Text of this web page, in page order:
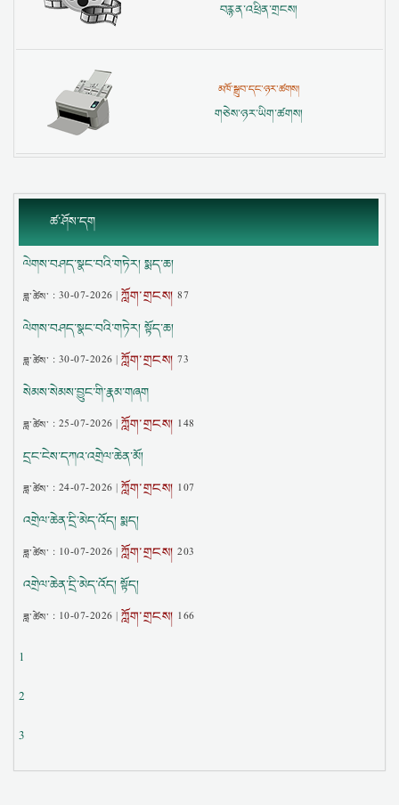
བརྙན་འཕྲིན་གྲངས།
མཁོ་སྒྲུབ་དང་ཉར་ཚགས།
གཅེས་ཉར་ཡིག་ཚགས།
ཚ་ཤོས་དག
ལེགས་བཤད་སྣང་བའི་གཏེར། སྨད་ཆ།
ཟླ་ཚེས་ : 30-07-2026 |ཀློག་གྲངས།87
ལེགས་བཤད་སྣང་བའི་གཏེར། སྟོད་ཆ།
ཟླ་ཚེས་ : 30-07-2026 |ཀློག་གྲངས།73
སེམས་སེམས་བྱུང་གི་རྣམ་གཞག
ཟླ་ཚེས་ : 25-07-2026 |ཀློག་གྲངས། 148
དྲང་ངེས་དཀའ་འགྲེལ་ཆེན་མོ།
ཟླ་ཚེས་ : 24-07-2026 |ཀློག་གྲངས། 107
འགྲེལ་ཆེན་དྲི་མེད་འོད། སྨད།
ཟླ་ཚེས་ : 10-07-2026 |ཀློག་གྲངས།203
འགྲེལ་ཆེན་དྲི་མེད་འོད། སྟོད།
ཟླ་ཚེས་ : 10-07-2026 |ཀློག་གྲངས། 166
1
2
3